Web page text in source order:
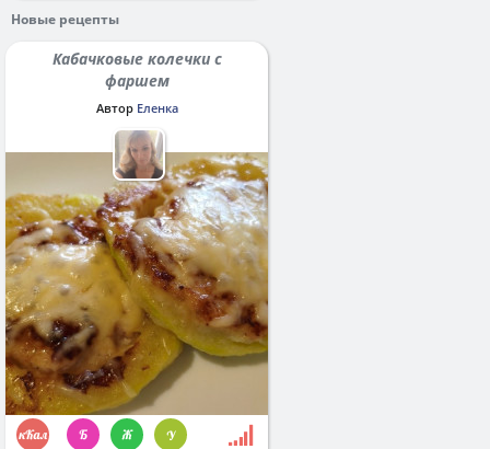
Новые рецепты
Кабачковые колечки с
фаршем
Автор Еленка